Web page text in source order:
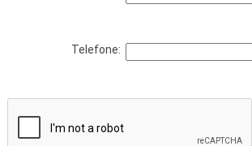
Telefone: